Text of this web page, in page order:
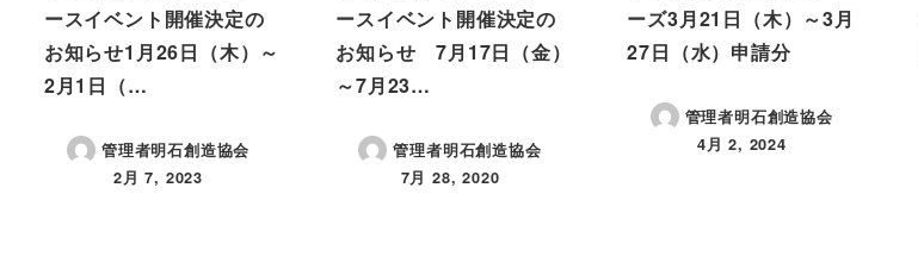
ースイベント開催決定の
お知らせ1月26日（木）～
2月1日（…
管理者明石創造協会
投稿日
2月 7, 2023
ースイベント開催決定の
お知らせ 7月17日（金）
～7月23…
管理者明石創造協会
投稿日
7月 28, 2020
ーズ3月21日（木）～3月
27日（水）申請分
管理者明石創造協会
投稿日
4月 2, 2024